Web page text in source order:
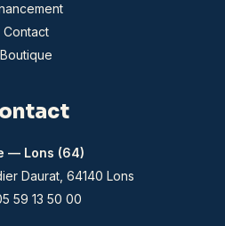
Contact
Boutique
— Lons (64)
Daurat, 64140 Lons
59 13 50 00